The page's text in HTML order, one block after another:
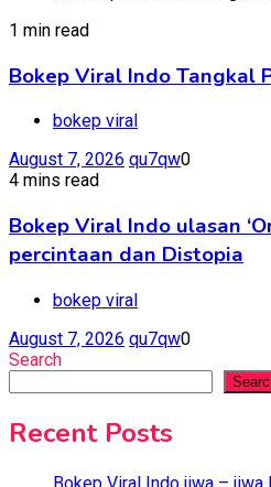
1 min read
Bokep Viral Indo Tangkal
bokep viral
August 7, 2026 qu7qw0
4 mins read
Bokep Viral Indo ulasan
percintaan dan Distopia
bokep viral
August 7, 2026 qu7qw0
Search
Recent Posts
Bokep Viral Indo jiwa –